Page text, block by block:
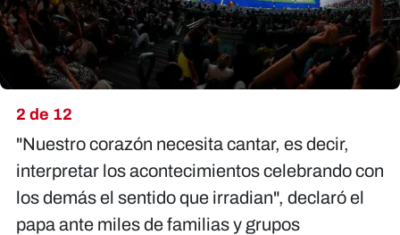
2 de 12
"Nuestro corazón necesita cantar, es decir,
interpretar los acontecimientos celebrando con
los demás el sentido que irradian", declaró el
papa ante miles de familias y grupos